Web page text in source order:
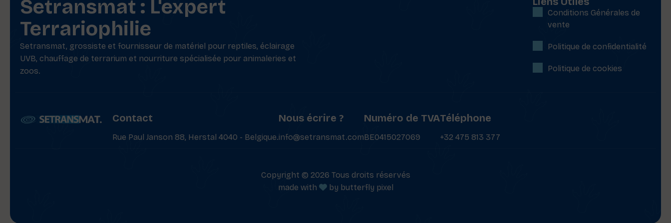
Setransmat : L'expert
Terrariophilie
Setransmat, grossiste et fournisseur de matériel pour reptiles, éclairage
UVB, chauffage de terrarium et nourriture spécialisée pour animaleries et
zoos.
Conditions Générales de
vente
Politique de confidentialité
Politique de cookies
Contact
Rue Paul Janson 88, Herstal 4040 - Belgique.
Nous écrire ?
info@setransmat.com
Numéro de TVA
BE0415027069
Téléphone
+32 475 813 377
Copyright © 2026 Tous droits réservés
made with
by butterfly pixel